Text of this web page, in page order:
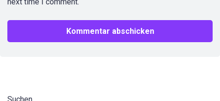
Suchen